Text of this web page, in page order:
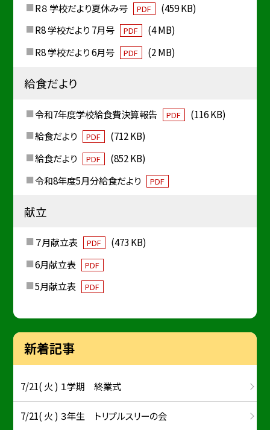
R８ 学校だより夏休み号 PDF
(459 KB)
R8 学校だより 7月号
PDF
(4 MB)
R8 学校だより 6月号
PDF (2 MB)
給食だより
令和7年度学校給食費決算報告 PDF
(116 KB)
給食だより
PDF
(712 KB)
給食だより
PDF
(852 KB)
令和8年度5月分給食だより
PDF
献立
７月献立表 PDF
(473 KB)
6月献立表
PDF
5月献立表 PDF
新着記事
7/21( 火 ) １学期 終業式
7/21( 火 ) ３年生 トリプルスリーの会